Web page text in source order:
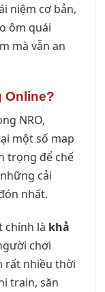
niệm cơ bản,
ôm quái
mà vẫn an
Online?
NRO,
một số map
trọng để chế
cải
nhất.
chính là khả
chơi
rất nhiều thời
train, săn